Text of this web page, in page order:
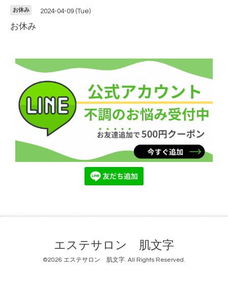
お休み 2024-04-09 (Tue)
お休み
エステサロン 肌文字
©2026 エステサロン 肌文字. All Rights Reserved.